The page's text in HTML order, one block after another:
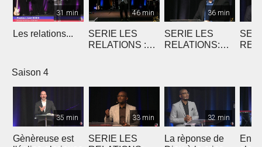
31 min
Les relations...
46 min
SERIE LES
RELATIONS :
36 min
SERIE LES
RELATIONS:
Saison 4
35 min
Gènèreuse est
33 min
SERIE LES
32 min
La rèponse de